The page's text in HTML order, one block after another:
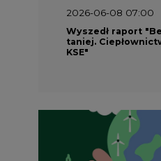
2026-06-08 07:00
Wyszedł raport
taniej.
KSE"